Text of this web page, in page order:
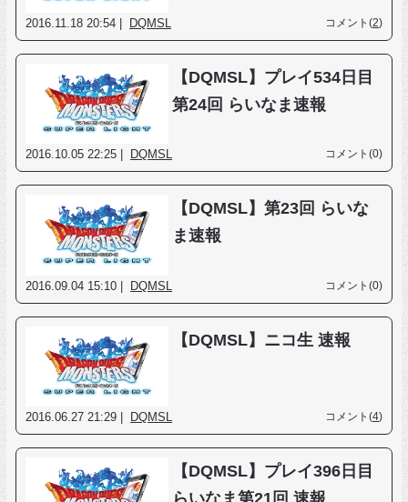
2016.11.18 20:54 | DQMSL コメント(2)
【DQMSL】プレイ534日目
第24回 らいなま速報
2016.10.05 22:25 | DQMSL コメント(0)
【DQMSL】第23回 らいな
ま速報
2016.09.04 15:10 | DQMSL コメント(0)
【DQMSL】ニコ生 速報
2016.06.27 21:29 | DQMSL コメント(4)
【DQMSL】プレイ396日目
らいなま第21回 速報